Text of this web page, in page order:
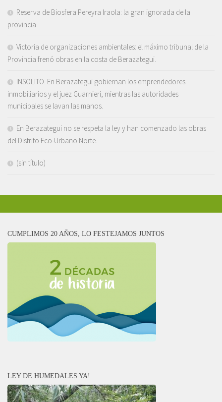
Reserva de Biosfera Pereyra Iraola: la gran ignorada de la
provincia
Victoria de organizaciones ambientales: el máximo tribunal de la
Provincia frenó obras en la costa de Berazategui.
INSOLITO. En Berazategui gobiernan los emprendedores
inmobiliarios y el juez Guarnieri, mientras las autoridades
municipales se lavan las manos.
En Berazategui no se respeta la ley y han comenzado las obras
del Distrito Eco-Urbano Norte.
(sin título)
CUMPLIMOS 20 AÑOS, LO FESTEJAMOS JUNTOS
LEY DE HUMEDALES YA!